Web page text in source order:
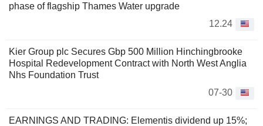
phase of flagship Thames Water upgrade
12.24
Kier Group plc Secures Gbp 500 Million Hinchingbrooke
Hospital Redevelopment Contract with North West Anglia
Nhs Foundation Trust
07-30
EARNINGS AND TRADING: Elementis dividend up 15%;